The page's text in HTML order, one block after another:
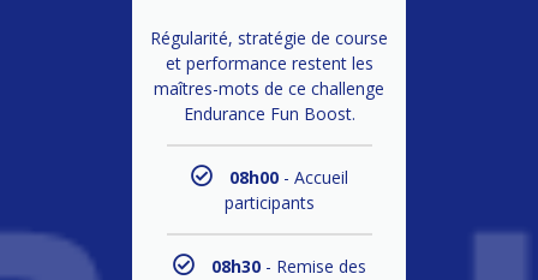
Régularité, stratégie de course
et performance restent les
maîtres-mots de ce challenge
Endurance Fun Boost.
08h00- Accueil
participants
08h30- Remise des